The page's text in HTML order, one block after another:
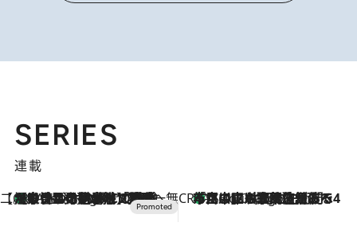
SERIES
連載
【CREA×星野リゾート】唯一無二。癒しと発見が待つ場所へ
5 Hours Ago
【トンボの足水浴】ヒノキの香りに包まれて涼感マックス！約13℃の湧水かけ流しを避暑地「星野温泉 トンボの湯」で体験 CREA'S CHOICE
7 Hours Ago
「立川にも歌舞伎があるんだよ」 片岡仁左衛門・市川中車ら豪華座組みで4年目の立川立飛歌舞伎へ